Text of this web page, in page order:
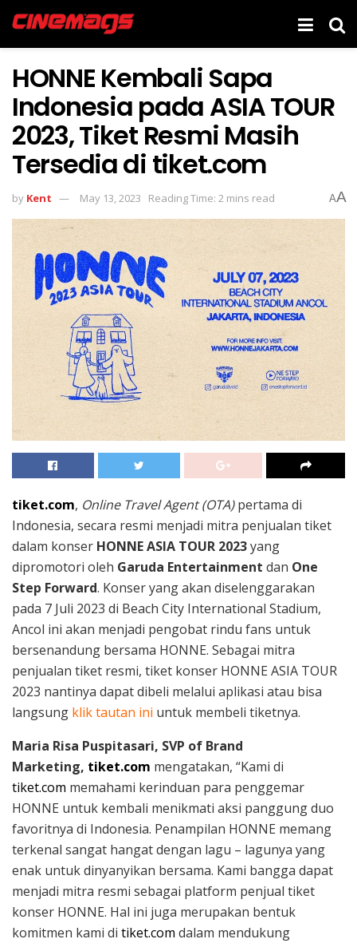
HONNE Kembali Sapa
Indonesia pada ASIA TOUR
2023, Tiket Resmi Masih
Tersedia di tiket.com
by Kent May 13, 2023 Reading Time: 2 mins read AA
tiket.com, Online Travel Agent (OTA)pertama di
Indonesia, secara resmi menjadi mitra penjualan tiket
dalam konser HONNE ASIA TOUR 2023yang
dipromotori oleh Garuda Entertainment dan One
Step Forward. Konser yang akan diselenggarakan
pada 7 Juli 2023 di Beach City International Stadium,
Ancol ini akan menjadi pengobat rindu fans untuk
bersenandung bersama HONNE. Sebagai mitra
penjualan tiket resmi, tiket konser HONNE ASIA TOUR
2023 nantinya dapat dibeli melalui aplikasi atau bisa
langsung klik tautan ini untuk membeli tiketnya.
Maria Risa Puspitasari, SVP of Brand
Marketing, tiket.com mengatakan, “Kami di
tiket.com memahami kerinduan para penggemar
HONNE untuk kembali menikmati aksi panggung duo
favoritnya di Indonesia. Penampilan HONNE memang
terkenal sangat hangat dengan lagu – lagunya yang
enak untuk dinyanyikan bersama. Kami bangga dapat
menjadi mitra resmi sebagai platform penjual tiket
konser HONNE. Hal ini juga merupakan bentuk
komitmen kami di tiket.com dalam mendukung